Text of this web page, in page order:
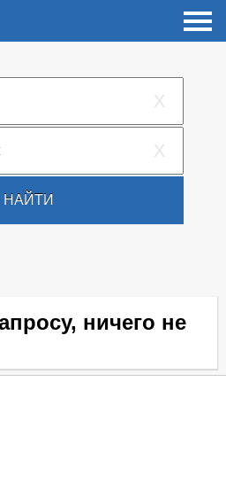
X
X
НАЙТИ
ничего не